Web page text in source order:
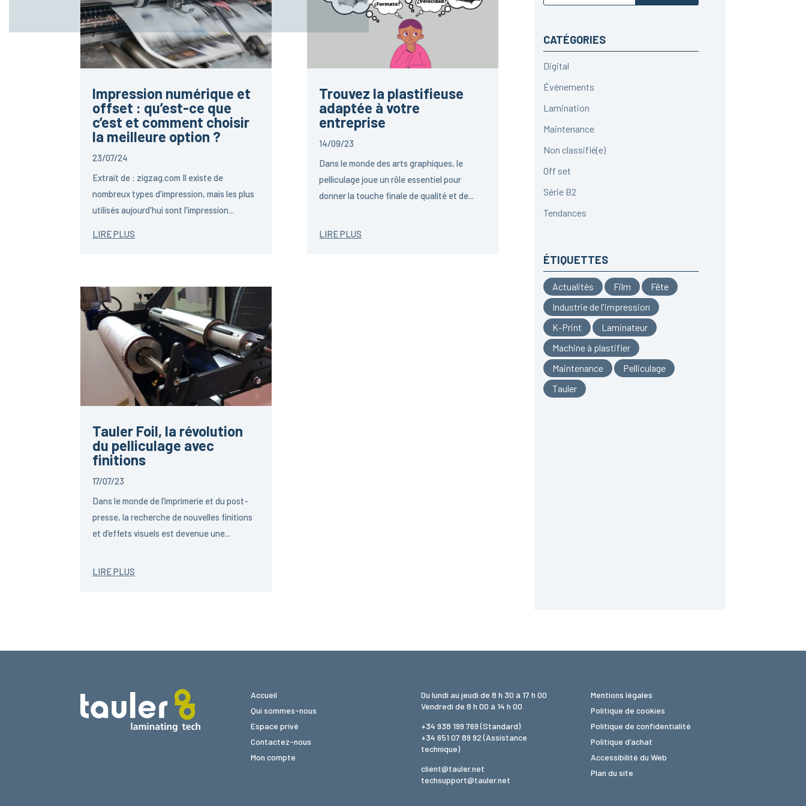
Impression numérique et
offset : qu’est-ce que
c’est et comment choisir
la meilleure option ?
23/07/24
Extrait de : zigzag.com Il existe de
nombreux types d'impression, mais les plus
utilisés aujourd'hui sont l'impression...
LIRE PLUS
Tauler Foil, la révolution
du pelliculage avec
finitions
17/07/23
Dans le monde de l’imprimerie et du post-
presse, la recherche de nouvelles finitions
et d’effets visuels est devenue une...
LIRE PLUS
Trouvez la plastifieuse
adaptée à votre
entreprise
14/09/23
Dans le monde des arts graphiques, le
pelliculage joue un rôle essentiel pour
donner la touche finale de qualité et de...
LIRE PLUS
CATÉGORIES
Digital
Événements
Lamination
Maintenance
Non classifié(e)
Off set
Série B2
Tendances
ÉTIQUETTES
Actualités Film
Fête
Industrie de l'impression
K-Print
Laminateur
Machine à plastifier
Maintenance
Pelliculage
Tauler
Accueil
Qui sommes-nous
Espace privé
Contactez-nous
Mon compte
Du lundi au jeudi de 8 h 30 à 17 h 00
Vendredi de 8 h 00 à 14 h 00
+34 938 199 769(Standard)
+34 651 07 89 92(Assistance
technique)
client@tauler.net
techsupport@tauler.net
Mentions légales
Politique de cookies
Politique de confidentialité
Politique d’achat
Accessibilité du Web
Plan du site